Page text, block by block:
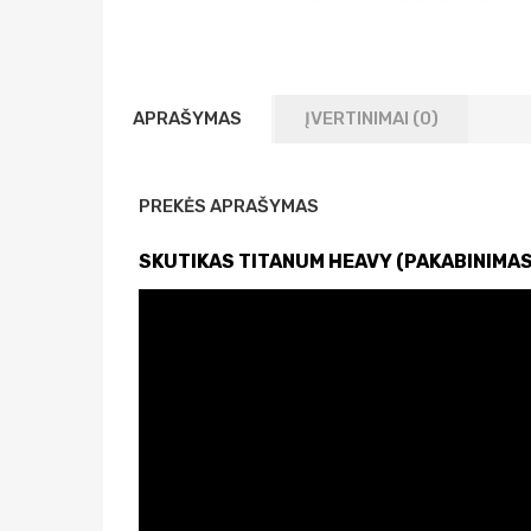
APRAŠYMAS ĮVERTINIMAI (0)
PREKĖS APRAŠYMAS
SKUTIKAS TITANUM HEAVY